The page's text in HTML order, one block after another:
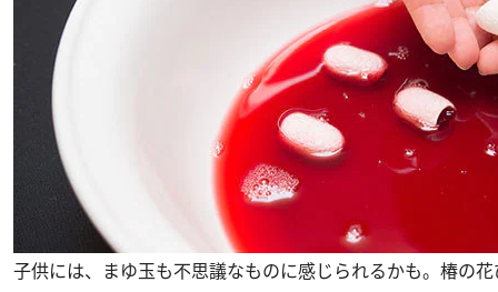
子供には、まゆ玉も不思議なものに感じられるかも。椿の